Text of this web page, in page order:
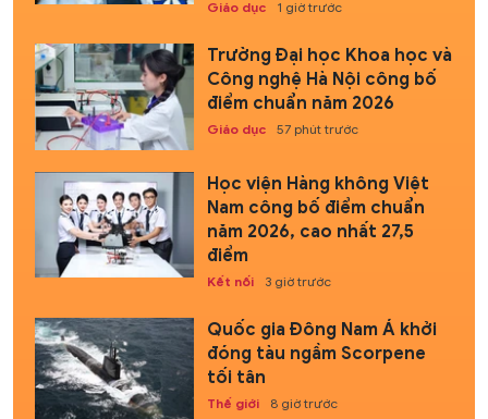
Giáo dục 1 giờ trước
Trường Đại học Khoa học và
Công nghệ Hà Nội công bố
điểm chuẩn năm 2026
Giáo dục 57 phút trước
Học viện Hàng không Việt
Nam công bố điểm chuẩn
năm 2026, cao nhất 27,5
điểm
Kết nối 3 giờ trước
Quốc gia Đông Nam Á khởi
đóng tàu ngầm Scorpene
tối tân
Thế giới 8 giờ trước